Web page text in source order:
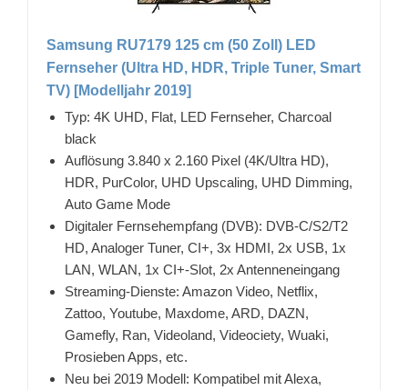
Samsung RU7179 125 cm (50 Zoll) LED
Fernseher (Ultra HD, HDR, Triple Tuner, Smart
TV) [Modelljahr 2019]
Typ: 4K UHD, Flat, LED Fernseher, Charcoal
black
Auflösung 3.840 x 2.160 Pixel (4K/Ultra HD),
HDR, PurColor, UHD Upscaling, UHD Dimming,
Auto Game Mode
Digitaler Fernsehempfang (DVB): DVB-C/S2/T2
HD, Analoger Tuner, CI+, 3x HDMI, 2x USB, 1x
LAN, WLAN, 1x CI+-Slot, 2x Antenneneingang
Streaming-Dienste: Amazon Video, Netflix,
Zattoo, Youtube, Maxdome, ARD, DAZN,
Gamefly, Ran, Videoland, Videociety, Wuaki,
Prosieben Apps, etc.
Neu bei 2019 Modell: Kompatibel mit Alexa,